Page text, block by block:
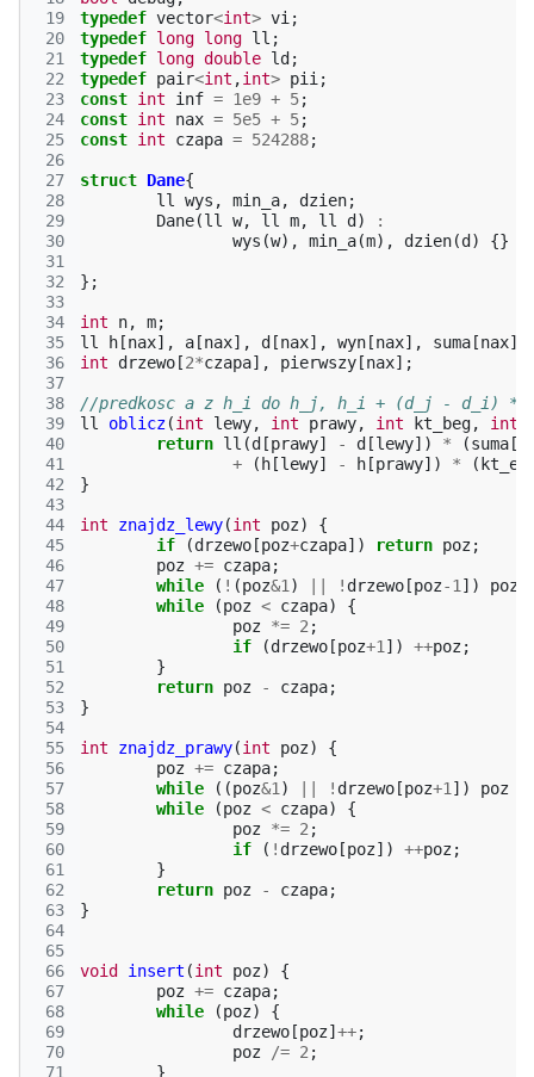
19
20
21
22
23
24
25
26
27
28
29
30
31
32
33
34
35
36
37
38
39
40
41
42
43
44
45
46
47
48
49
50
51
52
53
54
55
56
57
58
59
60
61
62
63
64
65
66
67
68
69
70
71
typedef vector<int> vi ;
typedef long long ll ;
typedef long double ld ;
typedef pair<int ,int> pii ;
const int inf = 1e9 + 5;
const int nax = 5e5 + 5;
const int czapa = 524288;
struct Dane{
ll
wys , min_a, dzien;
Dane(ll w, ll m, ll d )
:
wys (w), min_a(m), dzien(d ) {}
};
int n, m;
ll
h [nax], a [nax], d [nax], wyn [nax], suma [nax],
int
drzewo [2*czapa], pierwszy [nax];
//predkosc a z h_i do h_j, h_i + (d_j - d_i) *
ll
oblicz(int lewy, int prawy, int kt_beg, int
return ll (d [prawy] - d [lewy]) * (suma [
+
( h [lewy] - h [prawy]) * (
}
int znajdz_lewy(int poz)
{
if
(drzewo [poz+czapa]) return poz;
poz += czapa;
while
( ! (poz&1 ) ! drzewo [poz-1 ]) poz
while
(poz < czapa)
{
poz *= 2 ;
if
(drzewo [poz+1 ]) ++poz;
}
return poz - czapa;
}
int znajdz_prawy(int poz)
{
poz += czapa;
while
((poz&1 ) ! drzewo [poz+1 ]) poz
while
(poz < czapa)
{
poz *= 2 ;
if
( ! drzewo [poz]) ++poz;
}
return poz - czapa;
}
void insert (int poz)
{
poz += czapa;
while
(poz)
{
drzewo [poz] ++;
poz
/= 2 ;
}